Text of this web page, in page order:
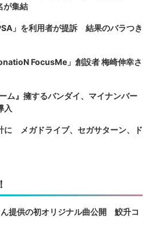
が集結
」を利用者が提訴 結果のバラつき
FocusMe」創設者 梅崎伸幸さ
ム』擁するバンダイ、マイナンバー
入
に メガドライブ、セガサターン、ド
提供の初オリジナル曲公開 鮫升コ